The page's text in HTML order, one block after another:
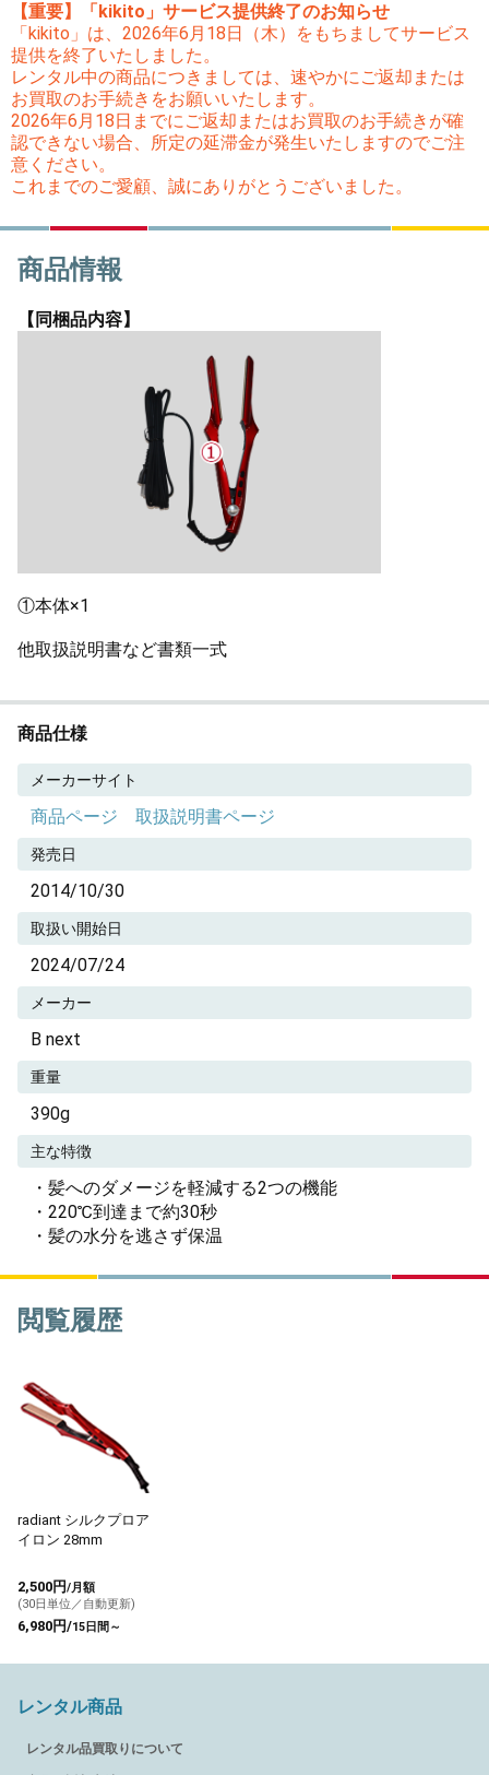
【重要】「kikito」サービス提供終了のお知らせ
「kikito」は、2026年6月18日（木）をもちましてサービス
提供を終了いたしました。
レンタル中の商品につきましては、速やかにご返却または
お買取のお手続きをお願いいたします。
2026年6月18日までにご返却またはお買取のお手続きが確
認できない場合、所定の延滞金が発生いたしますのでご注
意ください。
これまでのご愛顧、誠にありがとうございました。
商品情報
【同梱品内容】
①本体×1
他取扱説明書など書類一式
商品仕様
メーカーサイト
商品ページ 取扱説明書ページ
発売日
2014/10/30
取扱い開始日
2024/07/24
メーカー
B next
重量
390g
主な特徴
・髪へのダメージを軽減する2つの機能
・220℃到達まで約30秒
・髪の水分を逃さず保温
閲覧履歴
radiant シルクプロア
イロン 28mm
2,500円/月額
(30日単位／自動更新)
6,980円/15日間～
レンタル商品
レンタル品買取りについて